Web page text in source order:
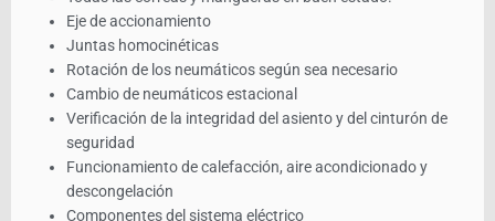
Eje de accionamiento
Juntas homocinéticas
Rotación de los neumáticos según sea necesario
Cambio de neumáticos estacional
Verificación de la integridad del asiento y del cinturón de
seguridad
Funcionamiento de calefacción, aire acondicionado y
descongelación
Componentes del sistema eléctrico